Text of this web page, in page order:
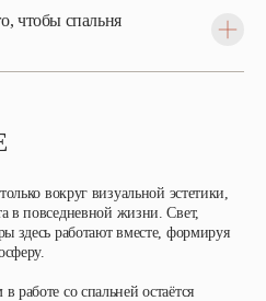
чтобы спальня
вокруг визуальной эстетики,
в повседневной жизни. Свет,
здесь работают вместе, формируя
со спальней остаётся